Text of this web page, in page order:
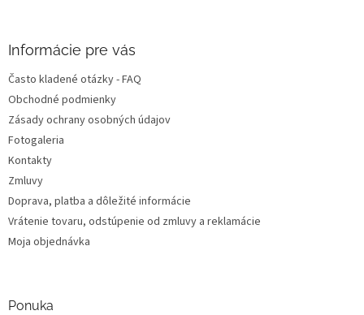
Informácie pre vás
Často kladené otázky - FAQ
Obchodné podmienky
Zásady ochrany osobných údajov
Fotogaleria
Kontakty
Zmluvy
Doprava, platba a dôležité informácie
Vrátenie tovaru, odstúpenie od zmluvy a reklamácie
Moja objednávka
Ponuka